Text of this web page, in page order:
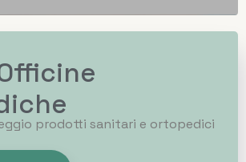
prodotti sanitari e ortopedici